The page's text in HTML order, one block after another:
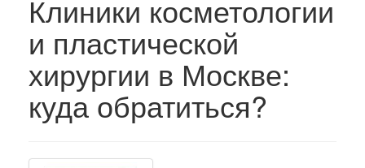
Клиники косметологии
и пластической
хирургии в Москве:
куда обратиться?